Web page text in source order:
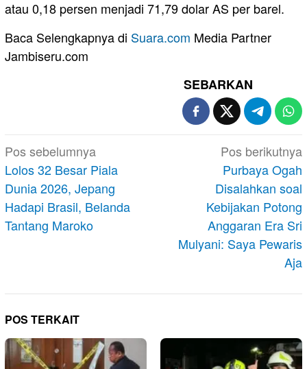
atau 0,18 persen menjadi 71,79 dolar AS per barel.
Baca Selengkapnya di Suara.com Media Partner
Jambiseru.com
SEBARKAN
Navigasi
pos
Pos sebelumnya
Lolos 32 Besar Piala
Dunia 2026, Jepang
Hadapi Brasil, Belanda
Tantang Maroko
Pos berikutnya
Purbaya Ogah
Disalahkan soal
Kebijakan Potong
Anggaran Era Sri
Mulyani: Saya Pewaris
Aja
POS TERKAIT